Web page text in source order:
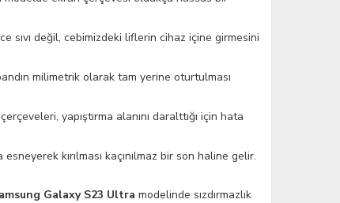
sıvı değil, cebimizdeki liflerin cihaz içine girmesini
milimetrik olarak tam yerine oturtulması
yapıştırma alanını daralttığı için hata
kırılması kaçınılmaz bir son haline gelir.
Galaxy S23 Ultra modelinde sızdırmazlık